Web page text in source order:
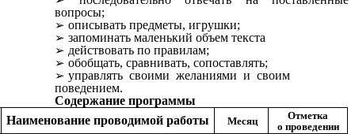
вопросы;
описывать предметы, игрушки;
запоминать маленький объем текста
действовать по правилам;
обобщать, сравнивать, сопоставлять;
управлять своими желаниями и своим
поведением.
Содержание программы
Наименование проводимой работы
Месяц
Отметка
о проведении